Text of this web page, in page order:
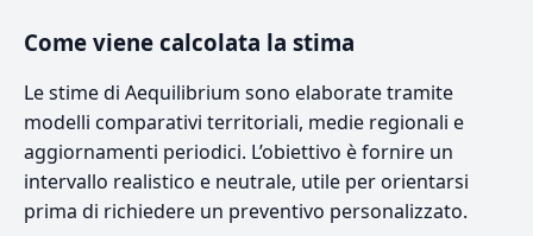
Come viene calcolata la stima
Le stime di Aequilibrium sono elaborate tramite
modelli comparativi territoriali, medie regionali e
aggiornamenti periodici. L’obiettivo è fornire un
intervallo realistico e neutrale, utile per orientarsi
prima di richiedere un preventivo personalizzato.